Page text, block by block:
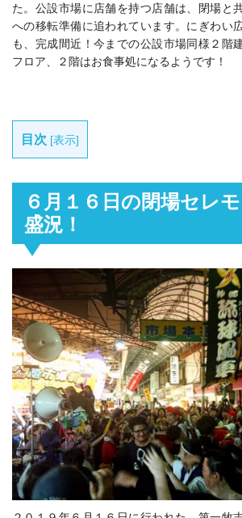
た。公設市場に店舗を持つ店舗は、閉場と
への移転準備に追われています。にぎわい
も、完成間近！今までの公設市場同様２階
フロア、２階はお食事処になるようです！
目次 [表示]
６月１６日の閉場セレ
盛況！